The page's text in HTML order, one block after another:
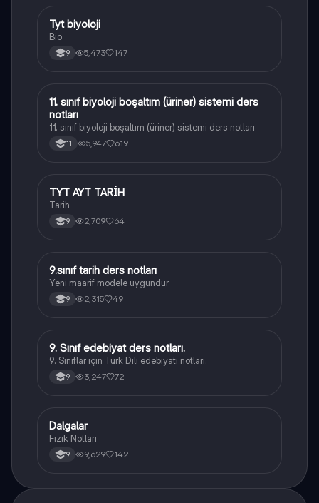
Biyoloji
Tyt biyoloji
Bio
9 5,473 147
Biyoloji
11. sınıf biyoloji boşaltım (üriner) sistemi ders
notları
11. sınıf biyoloji boşaltım (üriner) sistemi ders notları
11 5,947 619
Tarih
TYT AYT TARİH
Tarih
9 2,709 64
Tarih
9.sınıf tarih ders notları
Yeni maarif modele uygundur
9 2,315 49
Türk Dili ve Edebiyatı
9. Sınıf edebiyat ders notları.
9. Sınıflar için Türk Dili edebiyatı notları.
9 3,247 72
Fizik
Dalgalar
Fizik Notları
9 9,629 142